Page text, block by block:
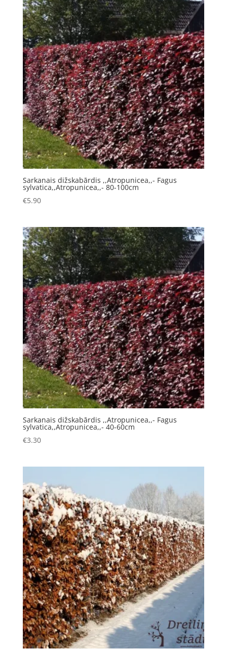
Sarkanais dižskabārdis ,,Atropunicea,,- Fagus
sylvatica,,Atropunicea,,- 80-100cm
€5.90
Sarkanais dižskabārdis ,,Atropunicea,,- Fagus
sylvatica,,Atropunicea,,- 40-60cm
€3.30